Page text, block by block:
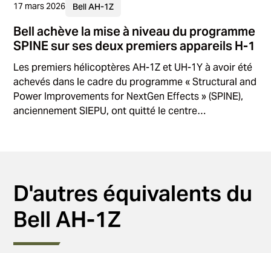
17 mars 2026 Bell AH-1Z
Bell achève la mise à niveau du programme
SPINE sur ses deux premiers appareils H-1
Les premiers hélicoptères AH-1Z et UH-1Y à avoir été
achevés dans le cadre du programme « Structural and
Power Improvements for NextGen Effects » (SPINE),
anciennement SIEPU, ont quitté le centre
D'autres équivalents du
Bell AH-1Z